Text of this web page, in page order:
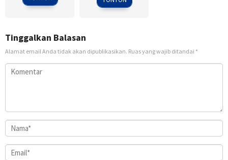
Tinggalkan Balasan
Alamat email Anda tidak akan dipublikasikan. Ruas yang wajib ditandai *